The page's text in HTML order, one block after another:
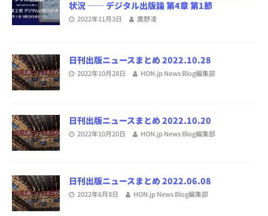
状況 ―― デジタル出版論 第4章 第1節
2022年11月3日 鷹野凌
日刊出版ニュースまとめ 2022.10.28
2022年10月28日 HON.jp News Blog編集部
日刊出版ニュースまとめ 2022.10.20
2022年10月20日 HON.jp News Blog編集部
日刊出版ニュースまとめ 2022.06.08
2022年6月8日 HON.jp News Blog編集部